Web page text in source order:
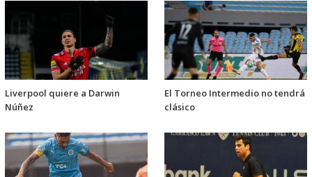
Liverpool quiere a Darwin
Núñez
El Torneo Intermedio no tendrá
clásico